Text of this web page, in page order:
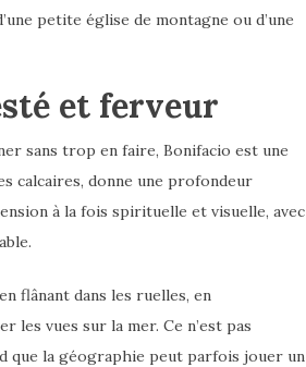
petite église de montagne ou d’une
et ferveur
sans trop en faire, Bonifacio est une
calcaires, donne une profondeur
à la fois spirituelle et visuelle, avec
flânant dans les ruelles, en
vues sur la mer. Ce n’est pas
que la géographie peut parfois jouer un